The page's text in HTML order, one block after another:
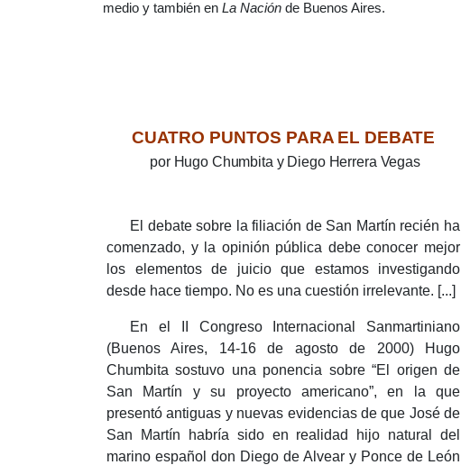
medio y también en La Nación de Buenos Aires.
CUATRO PUNTOS PARA EL DEBATE
por Hugo Chumbita y Diego Herrera Vegas
El debate sobre la filiación de San Martín recién ha
comenzado, y la opinión pública debe conocer mejor
los elementos de juicio que estamos investigando
desde hace tiempo. No es una cuestión irrelevante. [...]
En el II Congreso Internacional Sanmartiniano
(Buenos Aires, 14-16 de agosto de 2000) Hugo
Chumbita sostuvo una ponencia sobre “El origen de
San Martín y su proyecto americano”, en la que
presentó antiguas y nuevas evidencias de que José de
San Martín habría sido en realidad hijo natural del
marino español don Diego de Alvear y Ponce de León